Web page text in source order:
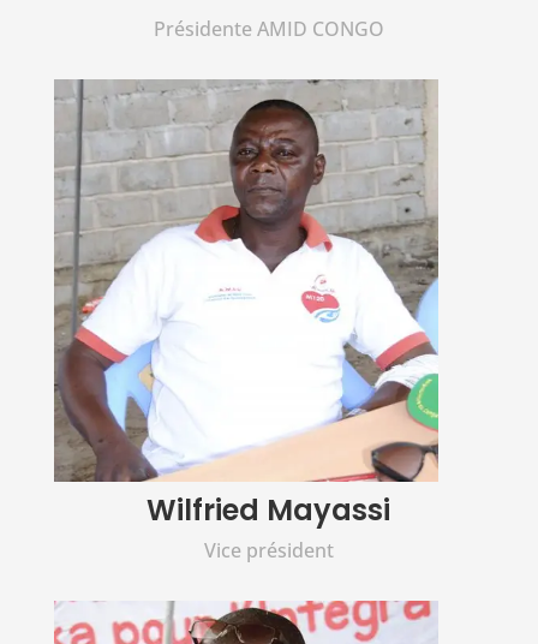
Présidente AMID CONGO
Wilfried Mayassi
Vice président